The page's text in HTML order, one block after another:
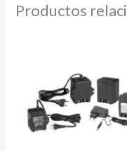
Productos